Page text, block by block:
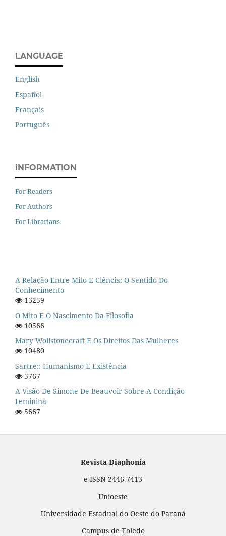
LANGUAGE
English
Español
Français
Português
INFORMATION
For Readers
For Authors
For Librarians
A Relação Entre Mito E Ciência: O Sentido Do
Conhecimento
13259
O Mito E O Nascimento Da Filosofia
10566
Mary Wollstonecraft E Os Direitos Das Mulheres
10480
Sartre:: Humanismo E Existência
5767
A Visão De Simone De Beauvoir Sobre A Condição
Feminina
5667
Revista Diaphonía
e-ISSN 2446-7413
Unioeste
Universidade Estadual do Oeste do Paraná
Campus de Toledo